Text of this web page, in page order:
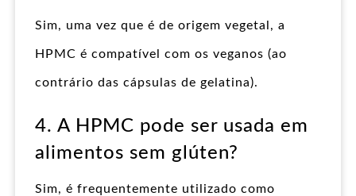
Sim, uma vez que é de origem vegetal, a
HPMC é compatível com os veganos (ao
contrário das cápsulas de gelatina).
4. A HPMC pode ser usada em
alimentos sem glúten?
Sim, é frequentemente utilizado como